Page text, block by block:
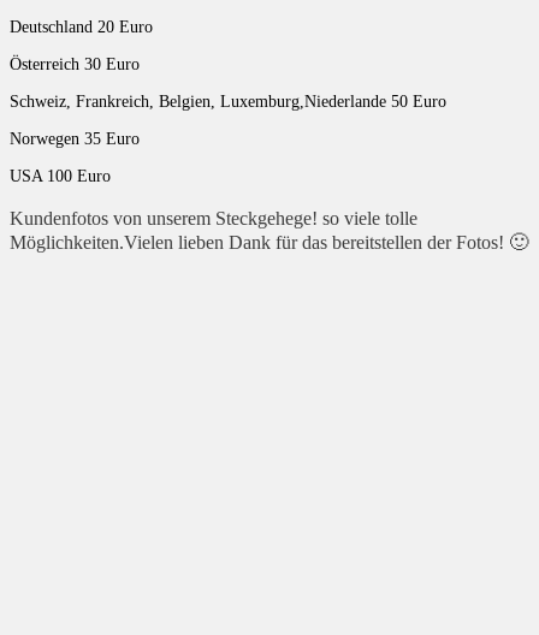
Deutschland 20 Euro
Österreich 30 Euro
Schweiz, Frankreich, Belgien, Luxemburg,Niederlande 50 Euro
Norwegen 35 Euro
USA 100 Euro
Kundenfotos von unserem Steckgehege! so viele tolle
Möglichkeiten.Vielen lieben Dank für das bereitstellen der Fotos! 🙂